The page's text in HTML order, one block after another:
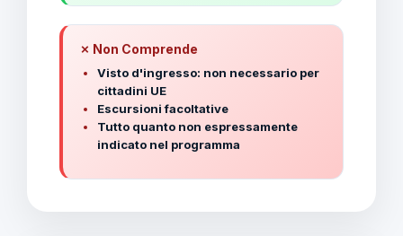
✗ Non Comprende
Visto d'ingresso: non necessario per
cittadini UE
Escursioni facoltative
Tutto quanto non espressamente
indicato nel programma